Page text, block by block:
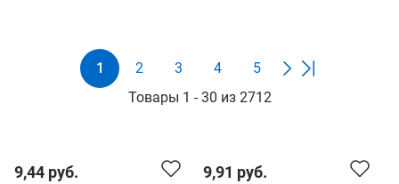
1 2 3 4
5
Товары 1 - 30 из 2712
9,44 руб. 9,91 руб.